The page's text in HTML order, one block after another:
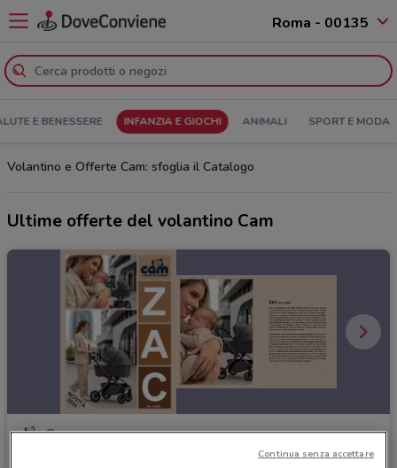
Roma - 00135
E BENESSERE INFANZIA E GIOCHI ANIMALI SPORT E MODA
Volantino e Offerte Cam: sfoglia il Catalogo
Ultime offerte del volantino Cam
Cam
4.4 km
Continua senza accettare